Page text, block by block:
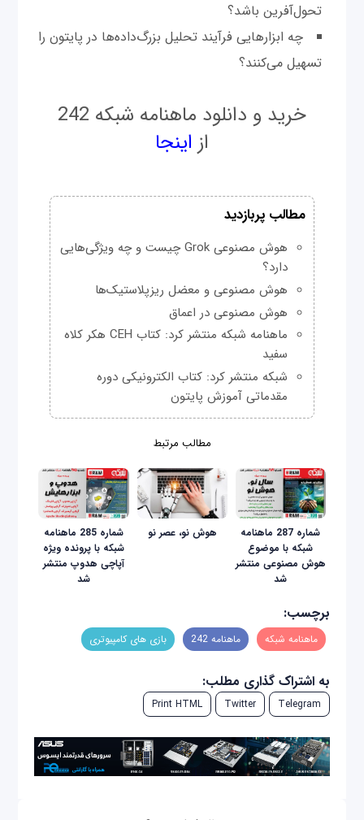
تحول‌آفرین باشد؟
چه ابزارهایی فرآیند تحلیل بزرگ‌داده‌ها در پایتون را
تسهیل می‌کنند؟
خرید و دانلود ماهنامه شبکه 242
از اینجا
مطالب پربازدید
هوش مصنوعی Grok چیست و چه ویژگی‌هایی
دارد؟
هوش مصنوعی و معضل ریزپلاستیک‌ها
هوش مصنوعی در اعماق
ماهنامه شبکه منتشر کرد: کتاب CEH هکر کلاه
سفید
شبکه منتشر کرد: کتاب الکترونیکی دوره
مقدماتی آموزش پایتون
مطالب مرتبط
شماره 287 ماهنامه
شبکه با موضوع
هوش مصنوعی منتشر
شد
هوش نو، عصر نو
شماره 285 ماهنامه
شبکه با پرونده ویژه
آپاچی هدوپ منتشر
شد
برچسب:
ماهنامه شبکه ماهنامه 242 بازی‌ های کامپیوتری
به اشتراک گذاری مطلب:
Telegram
Twitter
Print HTML